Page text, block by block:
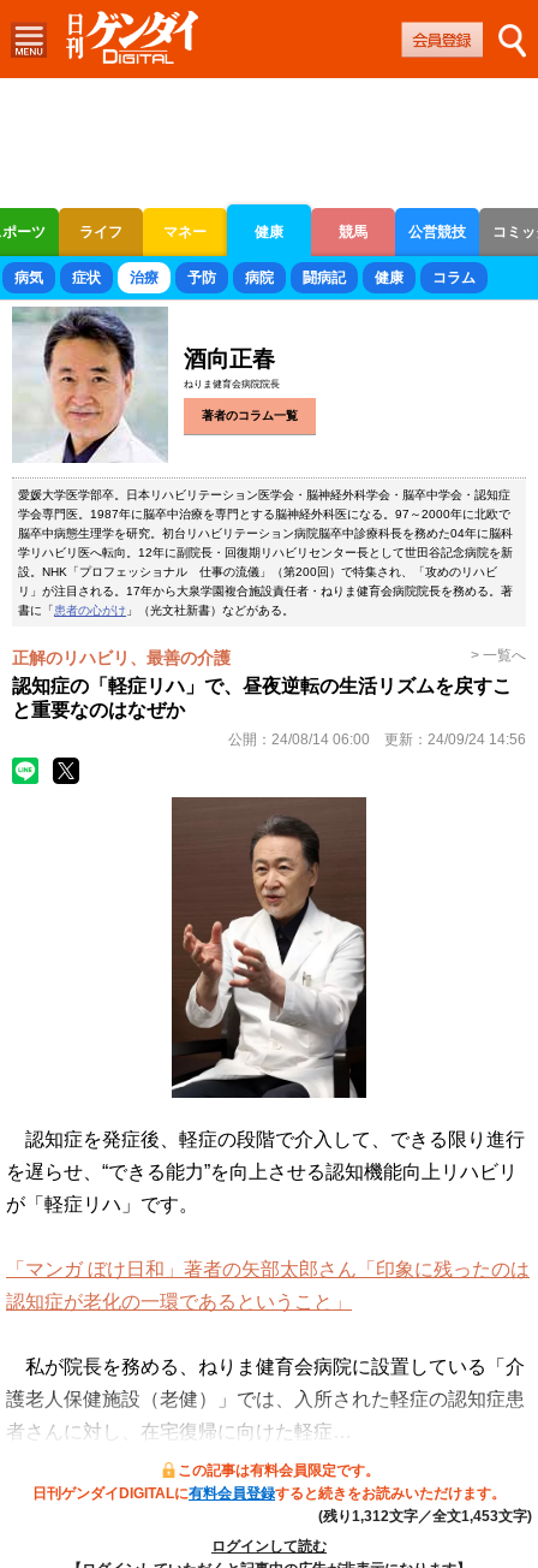
ーツ ライフ マネー 健康 競馬 公営競技 コミ
ボートレース 競輪 オートレース
病気 症状 治療 予防 病院 闘病記 健康 コラム
酒向正春
ねりま健育会病院院長
著者のコラム一覧
愛媛大学医学部卒。日本リハビリテーション医学会・脳神経外科学会・脳卒中学会・認知症
学会専門医。1987年に脳卒中治療を専門とする脳神経外科医になる。97～2000年に北欧で
脳卒中病態生理学を研究。初台リハビリテーション病院脳卒中診療科長を務めた04年に脳科
学リハビリ医へ転向。12年に副院長・回復期リハビリセンター長として世田谷記念病院を新
設。NHK「プロフェッショナル 仕事の流儀」（第200回）で特集され、「攻めのリハビ
リ」が注目される。17年から大泉学園複合施設責任者・ねりま健育会病院院長を務める。著
書に「患者の心がけ 」（光文社新書）などがある。
正解のリハビリ、最善の介護 > 一覧へ
認知症の「軽症リハ」で、昼夜逆転の生活リズムを戻すこ
と重要なのはなぜか
公開： 24/08/14 06:00 更新： 24/09/24 14:56
認知症を発症後、軽症の段階で介入して、できる限り進行
を遅らせ、“できる能力”を向上させる認知機能向上リハビリ
が「軽症リハ」です。
「マンガ ぼけ日和」著者の矢部太郎さん「印象に残ったのは
認知症が老化の一環であるということ」
私が院長を務める、ねりま健育会病院に設置している「介
護老人保健施設（老健）」では、入所された軽症の認知症患
者さんに対し、在宅復帰に向けた軽症…
この記事は有料会員限定です。
日刊ゲンダイDIGITALに有料会員登録すると続きをお読みいただけます。
(残り1,312文字／全文1,453文字)
ログインして読む